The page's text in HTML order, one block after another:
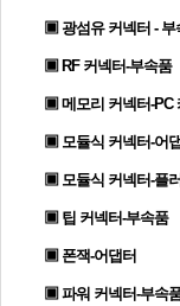
▣ 광섬유 커넥터 - 부
▣ RF 커넥터-부속품
▣ 메모리 커넥터-PC
▣ 모듈식 커넥터-어
▣ 모듈식 커넥터-플
▣ 팁 커넥터-부속품
▣ 폰잭-어댑터
▣ 파워 커넥터-부속